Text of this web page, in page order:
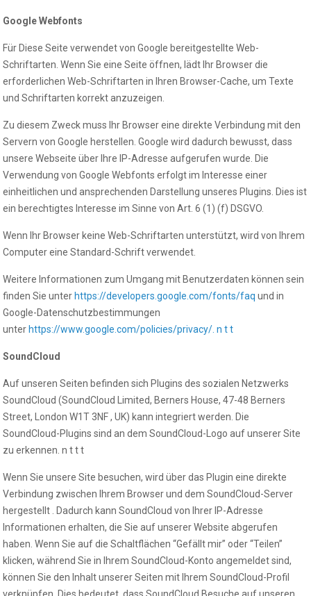
Google Webfonts
Für Diese Seite verwendet von Google bereitgestellte Web-
Schriftarten. Wenn Sie eine Seite öffnen, lädt Ihr Browser die
erforderlichen Web-Schriftarten in Ihren Browser-Cache, um Texte
und Schriftarten korrekt anzuzeigen.
Zu diesem Zweck muss Ihr Browser eine direkte Verbindung mit den
Servern von Google herstellen. Google wird dadurch bewusst, dass
unsere Webseite über Ihre IP-Adresse aufgerufen wurde. Die
Verwendung von Google Webfonts erfolgt im Interesse einer
einheitlichen und ansprechenden Darstellung unseres Plugins. Dies ist
ein berechtigtes Interesse im Sinne von Art. 6 (1) (f) DSGVO.
Wenn Ihr Browser keine Web-Schriftarten unterstützt, wird von Ihrem
Computer eine Standard-Schrift verwendet.
Weitere Informationen zum Umgang mit Benutzerdaten können sein
finden Sie unter https://developers.google.com/fonts/faqund in
Google-Datenschutzbestimmungen
unter https://www.google.com/policies/privacy/. n t t
SoundCloud
Auf unseren Seiten befinden sich Plugins des sozialen Netzwerks
SoundCloud (SoundCloud Limited, Berners House, 47-48 Berners
Street, London W1T 3NF , UK) kann integriert werden. Die
SoundCloud-Plugins sind an dem SoundCloud-Logo auf unserer Site
zu erkennen. n t t t
Wenn Sie unsere Site besuchen, wird über das Plugin eine direkte
Verbindung zwischen Ihrem Browser und dem SoundCloud-Server
hergestellt . Dadurch kann SoundCloud von Ihrer IP-Adresse
Informationen erhalten, die Sie auf unserer Website abgerufen
haben. Wenn Sie auf die Schaltflächen “Gefällt mir” oder “Teilen”
klicken, während Sie in Ihrem SoundCloud-Konto angemeldet sind,
können Sie den Inhalt unserer Seiten mit Ihrem SoundCloud-Profil